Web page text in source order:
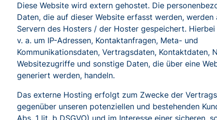
Diese Website wird extern gehostet. Die
Daten, die auf dieser Website erfasst werden, werden
Servern des Hosters / der Hoster gespeichert. Hierbei
v. a. um IP-Adressen, Kontaktanfragen, Meta- und
Kommunikationsdaten, Vertragsdaten, Kontaktdaten,
Websitezugriffe und sonstige Daten, die über eine
generiert werden, handeln.
Das externe Hosting erfolgt zum Zwecke der
gegenüber unseren potenziellen und bestehenden
Abs. 1 lit. b DSGVO) und im Interesse einer sicheren,